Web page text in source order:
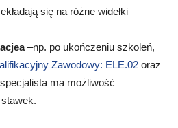
się na różne widełki
–np. po ukończeniu szkoleń,
Zawodowy: ELE.02 oraz
ma możliwość